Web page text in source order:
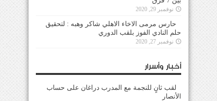
نوفمبر 29, 2020
حارس مرمى الاخاء الاهلي شاكر وهبه : لتحقيق
حلم النادي الفوز بلقب الدوري
نوفمبر 27, 2020
أخبار وأسرار
لقب ثانٍ للنجمة مع المدرب دراغان على حساب
الأنصار